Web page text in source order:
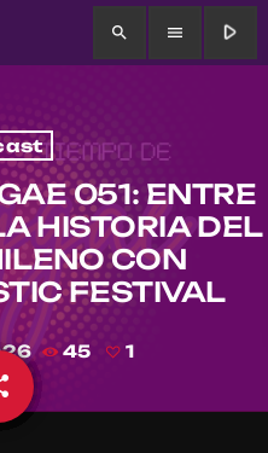
search menu play_arrow
051: ENTRE
HISTORIA DEL
CON
FESTIVAL
45 1